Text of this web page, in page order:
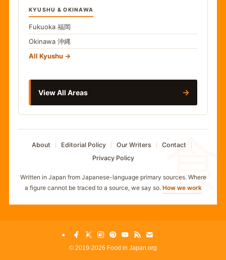
食
KYUSHU & OKINAWA
Fukuoka 福岡
Okinawa 沖縄
All Kyushu
View All Areas →
About Editorial Policy Our Writers
Contact
Privacy Policy
Written in Japan from Japanese-language primary sources. Where
a figure cannot be traced to a source, we say so. How we work
© 2019-2026 Food in Japan.org